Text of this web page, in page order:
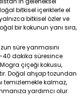
bitkisel içeriklerle el
bitkisel özler ve
bir kokunun yanı sıra,
süre yanmasını
40 dakika süresince
çiçeği kokusu,
Doğal ahşap tozundan
temizlemekle kalmaz,
yardımcı olur.